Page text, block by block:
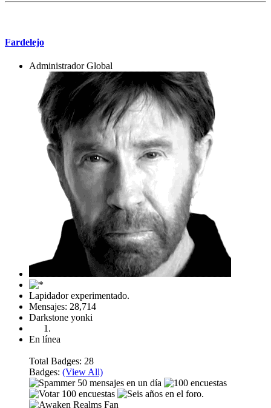
Fardelejo
Administrador Global
Lapidador experimentado.
Mensajes: 28,714
Darkstone yonki
En línea
Total Badges: 28
Badges: (View All)